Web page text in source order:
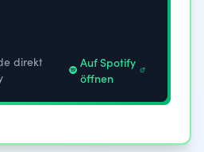
direkt
Auf Spotify
öffnen